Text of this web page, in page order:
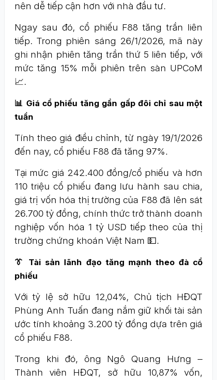
nên dễ tiếp cận hơn với nhà đầu tư.
Ngay sau đó, cổ phiếu F88 tăng trần liên
tiếp. Trong phiên sáng 26/1/2026, mã này
ghi nhận phiên tăng trần thứ 5 liên tiếp, với
mức tăng 15% mỗi phiên trên sàn UPCoM
📈.
📊 Giá cổ phiếu tăng gần gấp đôi chỉ sau một
tuần
Tính theo giá điều chỉnh, từ ngày 19/1/2026
đến nay, cổ phiếu F88 đã tăng 97%.
Tại mức giá 242.400 đồng/cổ phiếu và hơn
110 triệu cổ phiếu đang lưu hành sau chia,
giá trị vốn hóa thị trường của F88 đã lên sát
26.700 tỷ đồng, chính thức trở thành doanh
nghiệp vốn hóa 1 tỷ USD tiếp theo của thị
trường chứng khoán Việt Nam 💵.
👔 Tài sản lãnh đạo tăng mạnh theo đà cổ
phiếu
Với tỷ lệ sở hữu 12,04%, Chủ tịch HĐQT
Phùng Anh Tuấn đang nắm giữ khối tài sản
ước tính khoảng 3.200 tỷ đồng dựa trên giá
cổ phiếu F88.
Trong khi đó, ông Ngô Quang Hưng –
Thành viên HĐQT, sở hữu 10,87% vốn,